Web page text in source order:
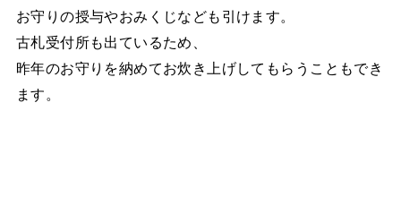
お守りの授与やおみくじなども引けます。
古札受付所も出ているため、
昨年のお守りを納めてお炊き上げしてもらうこともでき
ます。